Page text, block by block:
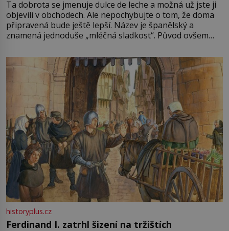
Ta dobrota se jmenuje dulce de leche a možná už jste ji
objevili v obchodech. Ale nepochybujte o tom, že doma
připravená bude ještě lepší. Název je španělský a
znamená jednoduše „mléčná sladkost“. Původ ovšem
pře hned několik latinskoamerických zemí a k tomu
Francie, kde se traduje,
historyplus.cz
Ferdinand I. zatrhl šizení na tržištích